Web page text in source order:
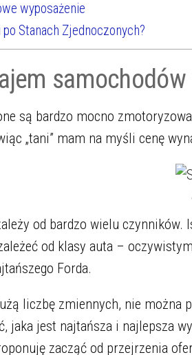
wyposażenie
Stanach Zjednoczonych?
samochodów
są bardzo mocno
„tani” mam na myśli cenę
od bardzo wielu
od klasy auta –
Forda.
liczbę zmiennych, nie można
jaka jest najtańsza i najlepsza
zacząć od przejrzenia